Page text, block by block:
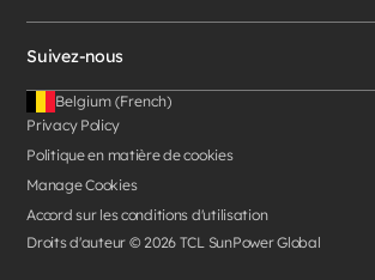
Suivez-nous
Privacy Policy
Politique en matière de cookies
Manage Cookies
Accord sur les conditions d'utilisation
Droits d'auteur ©2026 TCL SunPower Global
Belgium (French)